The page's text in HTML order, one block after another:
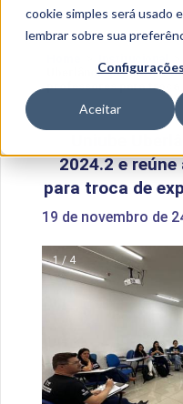
cookie simples será usado
lembrar sobre sua
Aceitar
Uberlândia promove
professores para troca
2024.2 e
para troca de
19 de novembro de
1 / 4